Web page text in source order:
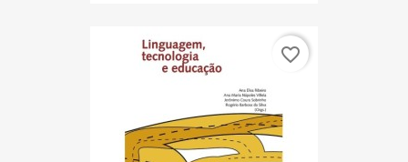
favorite_border